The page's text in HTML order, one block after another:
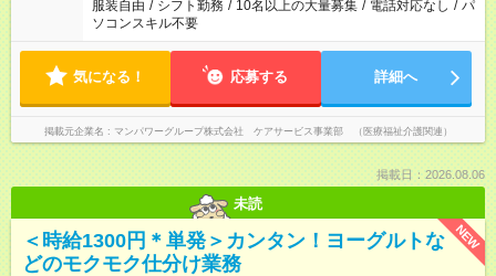
服装自由 / シフト勤務 / 10名以上の大量募集 / 電話対応なし / パ
ソコンスキル不要
気になる！ 応募する 詳細へ
掲載元企業名 マンパワーグループ株式会社 ケアサービス事業部 （医療福祉介護関連）
掲載日：2026.08.06
未読
NEW
＜時給1300円＊単発＞カンタン！ヨーグルトな
どのモクモク仕分け業務